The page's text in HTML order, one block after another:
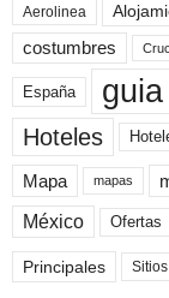
Aerolinea
costumbres
España guia
Hoteles
Mapa mapas
México Ofertas
Principales Sitios